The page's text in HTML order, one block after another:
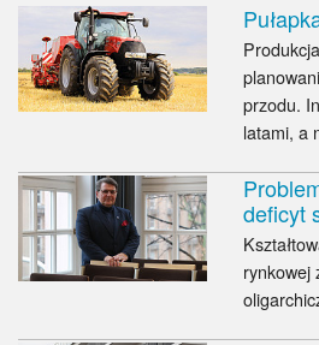
przodu.
latami, a
deficyt
rynkowej